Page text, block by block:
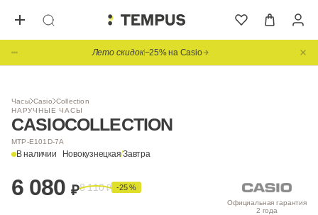
Лето скидок−25% на Casio
Часы Casio Collection
НАРУЧНЫЕ ЧАСЫ
CASIOCOLLECTION
MTP-E101D-7A
В наличии Новокузнецкая/Завтра
1/ 2
6 080 ₽8 110₽ -25 %
Официальная гарантия
2 года